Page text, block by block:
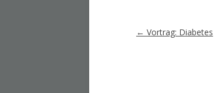
Artikel-
← Vortrag: Diabetes